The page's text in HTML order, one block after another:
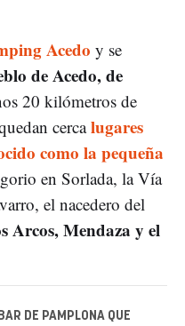
Acedo y se
de Acedo, de
20 kilómetros de
cercalugares
como la pequeña
en Sorlada, la Vía
el nacedero del
Arcos, Mendaza y el
DE PAMPLONA QUE